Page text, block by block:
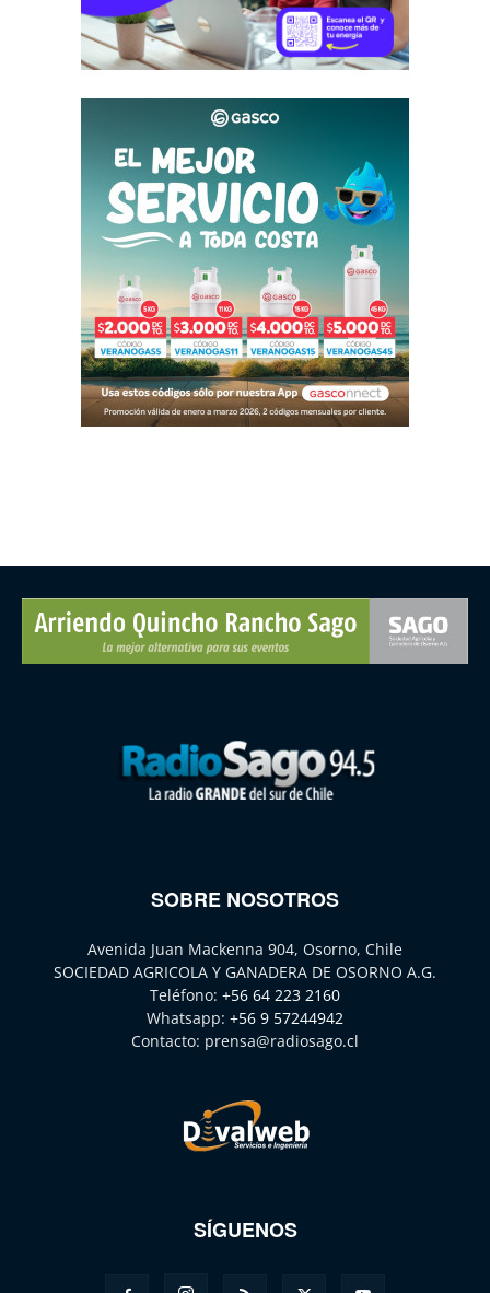
SOBRE NOSOTROS
Avenida Juan Mackenna 904, Osorno, Chile
SOCIEDAD AGRICOLA Y GANADERA DE OSORNO A.G.
Teléfono: +56 64 223 2160
Whatsapp: +56 9 57244942
Contacto: prensa@radiosago.cl
SÍGUENOS